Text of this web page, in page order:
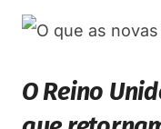
O Reino